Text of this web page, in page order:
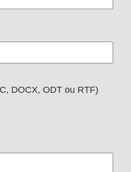
DOCX, ODT ou RTF)